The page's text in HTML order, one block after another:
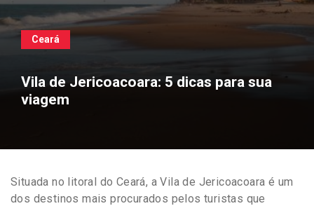
Ceará
Vila de Jericoacoara: 5 dicas para sua
viagem
Situada no litoral do Ceará, a Vila de Jericoacoara é um
dos destinos mais procurados pelos turistas que